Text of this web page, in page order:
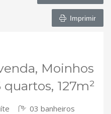
Imprimir
Moinhos
127m²
03 banheiros